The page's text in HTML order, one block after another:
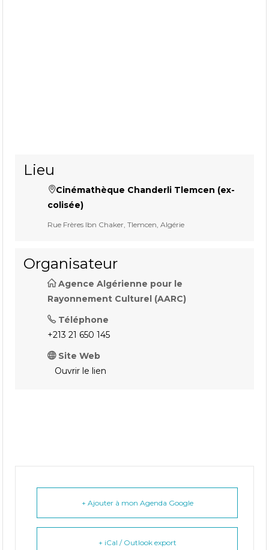
Lieu
Cinémathèque Chanderli Tlemcen (ex-
colisée)
Rue Frères Ibn Chaker, Tlemcen, Algérie
Organisateur
Agence Algérienne pour le
Rayonnement Culturel (AARC)
Téléphone
+213 21 650 145
Site Web
Ouvrir le lien
+ Ajouter à mon Agenda Google
+ iCal / Outlook export